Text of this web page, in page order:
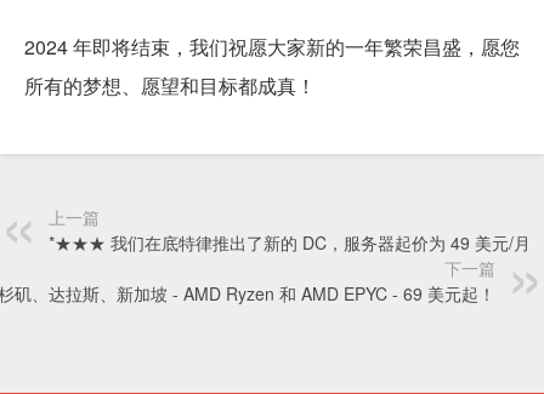
2024 年即将结束，我们祝愿大家新的一年繁荣昌盛，愿您
所有的梦想、愿望和目标都成真！
上一篇
*★★★ 我们在底特律推出了新的 DC，服务器起价为 49 美元/月
下一篇
矶、达拉斯、新加坡 - AMD Ryzen 和 AMD EPYC - 69 美元起！